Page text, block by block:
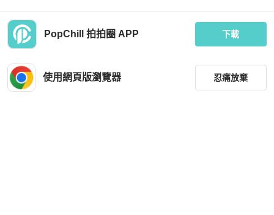
PopChill 拍拍圈 APP 下載
使用網頁版瀏覽器 忍痛放棄